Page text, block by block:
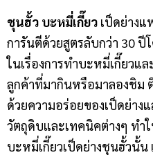
ชุนฮั้ว บะหมี่เกี๊ยว เป็ดย่างแ
การันตีด้วยสูตรลับกว่า 30 ปี
ในเรื่องการทำบะหมี่เกี๊ยวแ
ลูกค้าที่มากินหรือมาลองชิม
ด้วยความอร่อยของเป็ดย่า
วัตถุดิบและเทคนิคต่างๆ ทำ
บะหมี่เกี๊ยวเป็ดย่างชุนฮั้วนั้น